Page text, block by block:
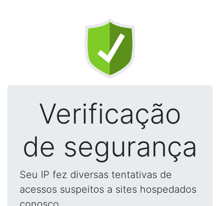
Verificação
de segurança
Seu IP fez diversas tentativas de
acessos suspeitos a sites hospedados